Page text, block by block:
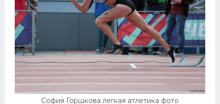
София Горшкова легкая атлетика фото